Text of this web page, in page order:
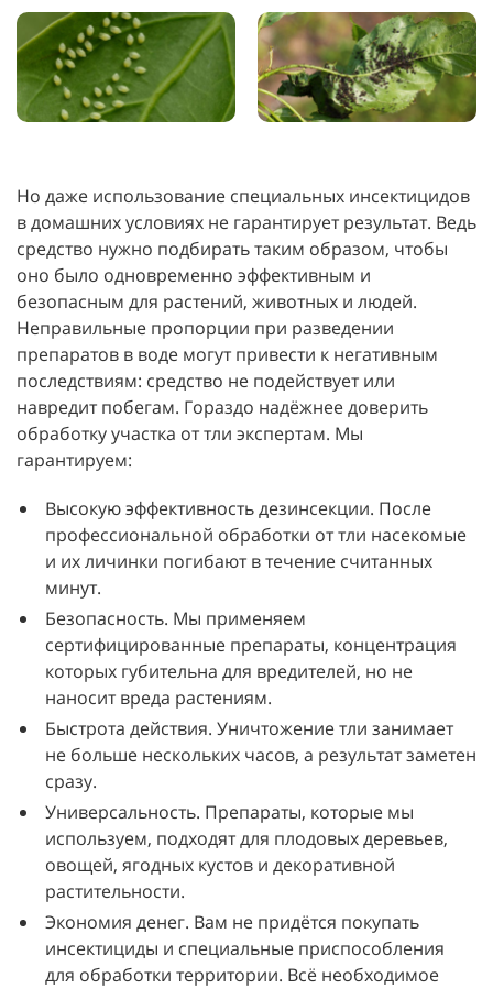
Но даже использование специальных инсектицидов
в домашних условиях не гарантирует результат. Ведь
средство нужно подбирать таким образом, чтобы
оно было одновременно эффективным и
безопасным для растений, животных и людей.
Неправильные пропорции при разведении
препаратов в воде могут привести к негативным
последствиям: средство не подействует или
навредит побегам. Гораздо надёжнее доверить
обработку участка от тли экспертам. Мы
гарантируем:
Высокую эффективность дезинсекции. После
профессиональной обработки от тли насекомые
и их личинки погибают в течение считанных
минут.
Безопасность. Мы применяем
сертифицированные препараты, концентрация
которых губительна для вредителей, но не
наносит вреда растениям.
Быстрота действия. Уничтожение тли занимает
не больше нескольких часов, а результат заметен
сразу.
Универсальность. Препараты, которые мы
используем, подходят для плодовых деревьев,
овощей, ягодных кустов и декоративной
растительности.
Экономия денег. Вам не придётся покупать
инсектициды и специальные приспособления
для обработки территории. Всё необходимое